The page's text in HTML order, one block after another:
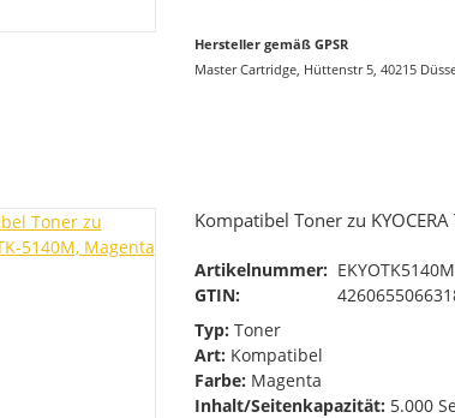
Hersteller gemäß GPSR
Master Cartridge, Hüttenstr 5, 40215
Kompatibel Toner zu
Artikelnummer: EKYOTK5140M
GTIN:
Typ: Toner
Art: Kompatibel
Farbe: Magenta
Inhalt/Seitenkapazität: 5.000